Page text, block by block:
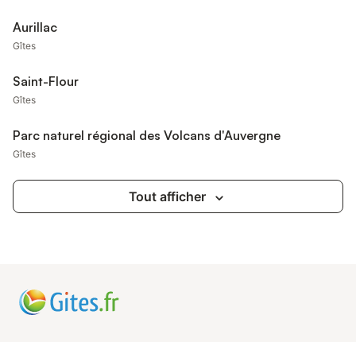
Aurillac
Gîtes
Saint-Flour
Gîtes
Parc naturel régional des Volcans d'Auvergne
Gîtes
Tout afficher